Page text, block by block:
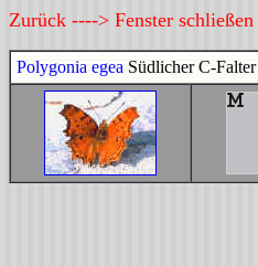
Zurück ----> Fenster schließen
Polygonia egea Südlicher C-Falter